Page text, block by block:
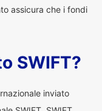
assicura che i fondi
SWIFT?
inviato